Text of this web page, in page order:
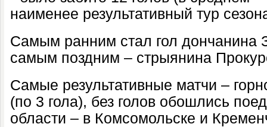
наименее результативный тур
Самым ранним стал гол дончанина
самым поздним – стрыянина
Самые результативные матчи –
(по 3 гола), без голов обошлись
области – в Комсомольске и